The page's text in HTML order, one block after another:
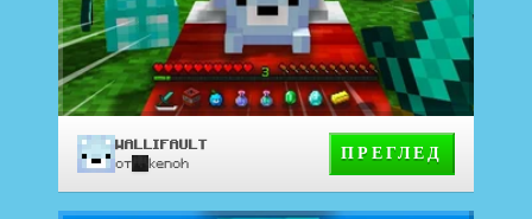
WALLIFAULT
от kenoh
ПРЕГЛЕД